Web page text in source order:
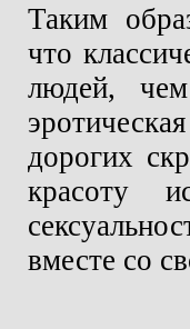
Таким
что
людей,
дорогих
красоту
вместе со